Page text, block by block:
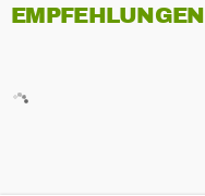
EMPFEHLUNGEN